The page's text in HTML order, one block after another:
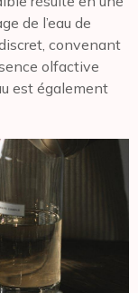
de l’eau de
convenant
olfactive
est également